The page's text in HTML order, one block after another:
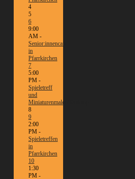
4
5
6
9:00
AM -
Senior:innencafé
in
Pfarrkirchen
7
5:00
PM -
Spieletreff
und
Miniaturenmalen/Tabletop
8
9
2:00
PM -
Spieletreffen
in
Pfarrkirchen
10
1:30
PM -